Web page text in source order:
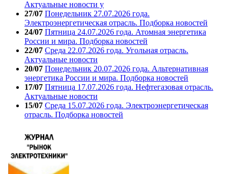
Актуальные новости у
27/07 Понедельник 27.07.2026 года.
Электроэнергетическая отрасль. Подборка новостей
24/07 Пятница 24.07.2026 года. Атомная энергетика
России и мира. Подборка новостей
22/07 Среда 22.07.2026 года. Угольная отрасль.
Актуальные новости
20/07 Понедельник 20.07.2026 года. Альтернативная
энергетика России и мира. Подборка новостей
17/07 Пятница 17.07.2026 года. Нефтегазовая отрасль.
Актуальные новости
15/07 Среда 15.07.2026 года. Электроэнергетическая
отрасль. Подборка новостей